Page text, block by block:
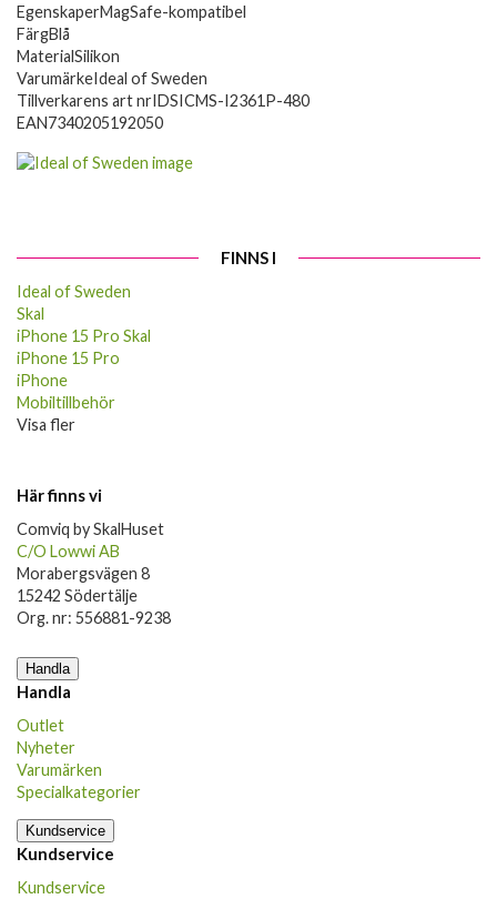
EgenskaperMagSafe-kompatibel
FärgBlå
MaterialSilikon
VarumärkeIdeal of Sweden
Tillverkarens art nrIDSICMS-I2361P-480
EAN7340205192050
FINNS I
Ideal of Sweden
Skal
iPhone 15 Pro Skal
iPhone 15 Pro
iPhone
Mobiltillbehör
Visa fler
Här finns vi
Comviq by SkalHuset
C/O Lowwi AB
Morabergsvägen 8
15242 Södertälje
Org. nr: 556881-9238
Handla
Handla
Outlet
Nyheter
Varumärken
Specialkategorier
Kundservice
Kundservice
Kundservice